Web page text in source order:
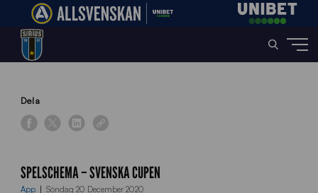
Home»
Dela
SPELSCHEMA – SVENSKA CUPEN
App Söndag 20 December 2020